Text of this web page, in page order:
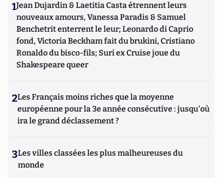
1Jean Dujardin & Laetitia Casta étrennent leurs
nouveaux amours, Vanessa Paradis & Samuel
Benchetrit enterrent le leur; Leonardo di Caprio
fond, Victoria Beckham fait du brukini, Cristiano
Ronaldo du bisco-fils; Suri ex Cruise joue du
Shakespeare queer
2Les Français moins riches que la moyenne
européenne pour la 3e année consécutive : jusqu'où
ira le grand déclassement ?
3Les villes classées les plus malheureuses du
monde